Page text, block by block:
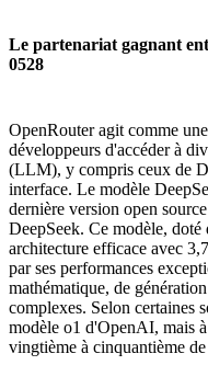
Le partenariat gagnant
0528
OpenRouter agit comme
développeurs d'accéder à
(LLM), y compris ceux de
interface. Le modèle
dernière version open
DeepSeek. Ce modèle,
architecture efficace avec
par ses performances
mathématique, de
complexes. Selon certaines
modèle o1 d'OpenAI, mais
vingtième à cinquantième